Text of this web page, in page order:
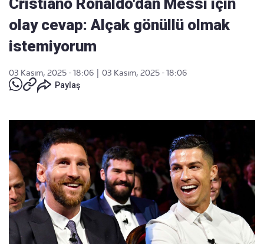
Cristiano Ronaldo'dan Messi için
olay cevap: Alçak gönüllü olmak
istemiyorum
03 Kasım, 2025 - 18:06
03 Kasım, 2025 - 18:06
Paylaş